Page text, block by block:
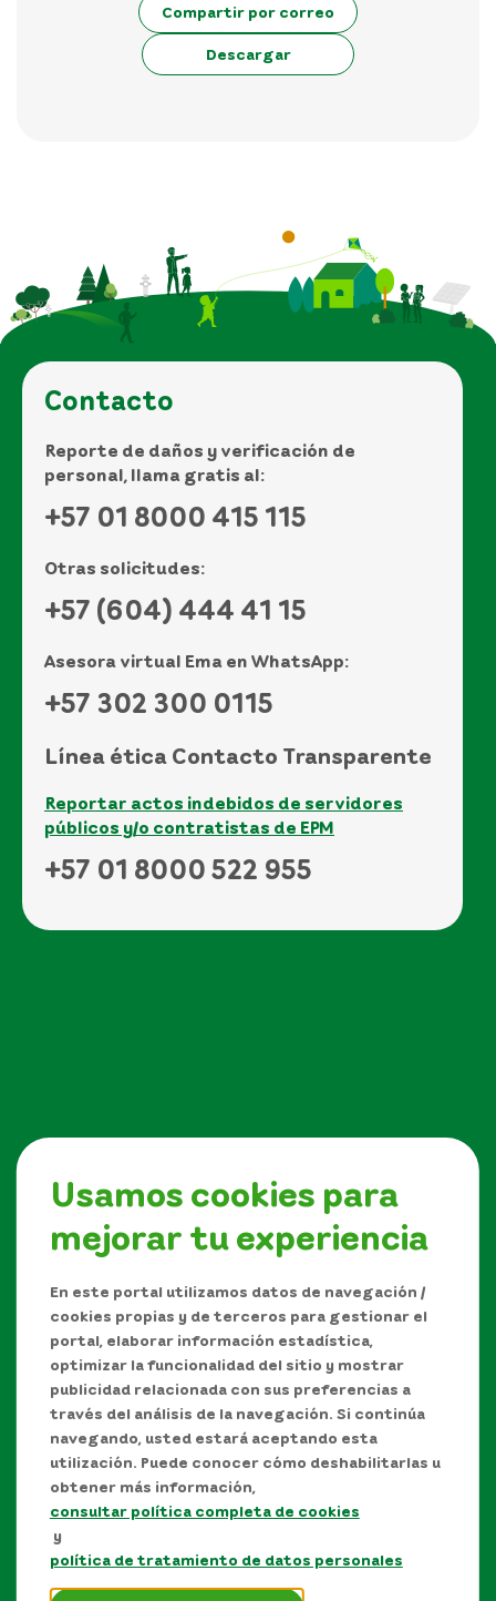
Compartir por correo
Descargar
Usamos cookies para
mejorar tu experiencia
En este portal utilizamos datos de navegación /
cookies propias y de terceros para gestionar el
portal, elaborar información estadística,
optimizar la funcionalidad del sitio y mostrar
publicidad relacionada con sus preferencias a
través del análisis de la navegación. Si continúa
navegando, usted estará aceptando esta
utilización. Puede conocer cómo deshabilitarlas u
obtener más información,
consultar política completa de cookies
y
política de tratamiento de datos personales
Contacto
Reporte de daños y verificación de
personal, llama gratis al:
+57 01 8000 415 115
Otras solicitudes:
+57 (604) 444 41 15
Asesora virtual Ema en WhatsApp:
+57 302 300 0115
Línea ética Contacto Transparente
Reportar actos indebidos de servidores
públicos y/o contratistas de EPM
+57 01 8000 522 955
Síguenos en
Manual de Derechos de Autor y/o autorización de
uso sobre los contenidos
Política de protección de datos personales